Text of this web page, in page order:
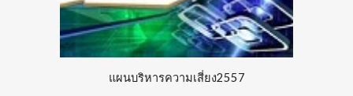
แผนบริหารความเสี่ยง2557